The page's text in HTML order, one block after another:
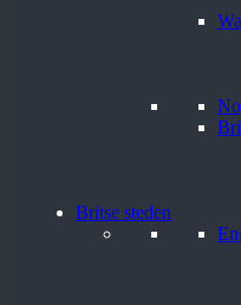
Britse steden